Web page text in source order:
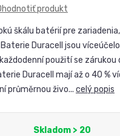
produkt
škálu batérií pre
Duracell jsou
použití se zárukou
Duracell mají až o 40 %
průměrnou živo... celý popis
Skladom > 20